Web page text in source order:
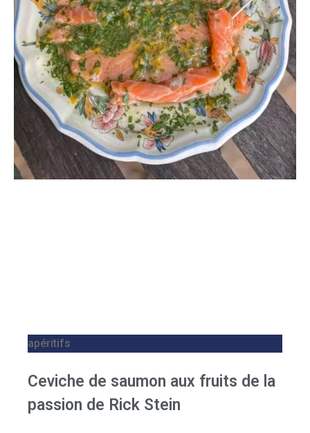
apéritifs
Ceviche de saumon aux fruits de la
passion de Rick Stein